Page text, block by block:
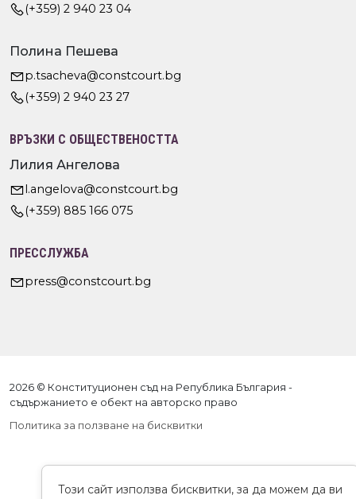
(+359) 2 940 23 04
Полина Пешева
p.tsacheva@constcourt.bg
(+359) 2 940 23 27
ВРЪЗКИ С ОБЩЕСТВЕНОСТТА
Лилия Ангелова
l.angelova@constcourt.bg
(+359) 885 166 075
ПРЕССЛУЖБА
press@constcourt.bg
2026 © Конституционен съд на Република България -
съдържанието е обект на авторско право
Политика за ползване на бисквитки
Този сайт използва бисквитки, за да можем да ви